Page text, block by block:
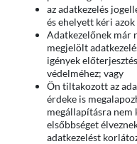
az adatkezelés
és ehelyett kéri
Adatkezelőnek már
megjelölt
igények
védelméhez; vagy
Ön tiltakozott az
érdeke is
megállapításra nem
elsőbbséget
adatkezelést